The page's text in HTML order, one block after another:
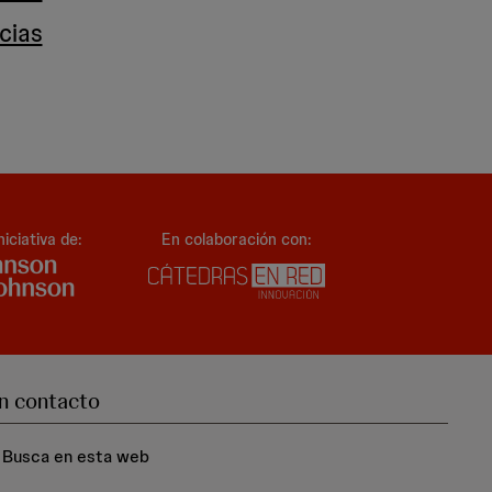
de: En colaboración con:
contacto
Busca en esta web